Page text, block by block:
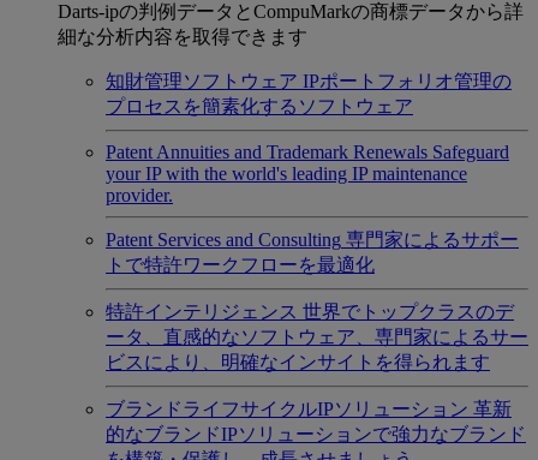
Darts-ipの判例データとCompuMarkの商標データから詳
細な分析内容を取得できます
知財管理ソフトウェア IPポートフォリオ管理の
プロセスを簡素化するソフトウェア
Patent Annuities and Trademark Renewals Safeguard
your IP with the world's leading IP maintenance
provider.
Patent Services and Consulting 専門家によるサポー
トで特許ワークフローを最適化
特許インテリジェンス 世界でトップクラスのデ
ータ、直感的なソフトウェア、専門家によるサー
ビスにより、明確なインサイトを得られます
ブランドライフサイクルIPソリューション 革新
的なブランドIPソリューションで強力なブランド